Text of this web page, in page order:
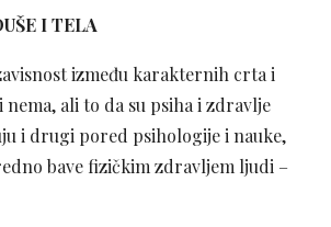
I TELA
između karakternih crta i
ali to da su psiha i zdravlje
i drugi pored psihologije i nauke,
bave fizičkim zdravljem ljudi –